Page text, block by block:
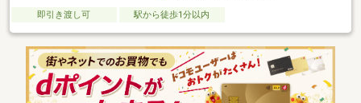
即引き渡し可 駅から徒歩1分以内